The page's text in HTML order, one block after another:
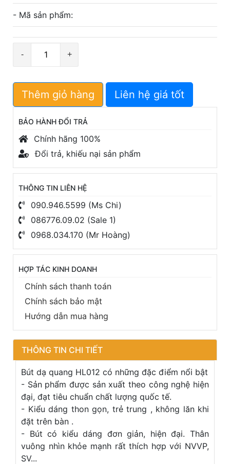
- Mã sản phẩm:
lượng
Thêm giỏ hàng Liên hệ giá tốt
BẢO HÀNH ĐỔI TRẢ
Chính hãng 100%
Đổi trả, khiếu nại sản phẩm
THÔNG TIN LIÊN HỆ
090.946.5599 (Ms Chi)
086776.09.02 (Sale 1)
0968.034.170 (Mr Hoàng)
HỢP TÁC KINH DOANH
Chính sách thanh toán
Chính sách bảo mật
Hướng dẫn mua hàng
THÔNG TIN CHI TIẾT
Bút dạ quang HL012 có những đặc điểm nổi bật
- Sản phẩm được sản xuất theo công nghệ hiện
đại, đạt tiêu chuẩn chất lượng quốc tế.
- Kiểu dáng thon gọn, trẻ trung , không lăn khi
đặt trên bàn .
- Bút có kiểu dáng đơn giản, hiện đại. Thân
vuông nhìn khỏe mạnh rất thích hợp với NVVP,
SV...